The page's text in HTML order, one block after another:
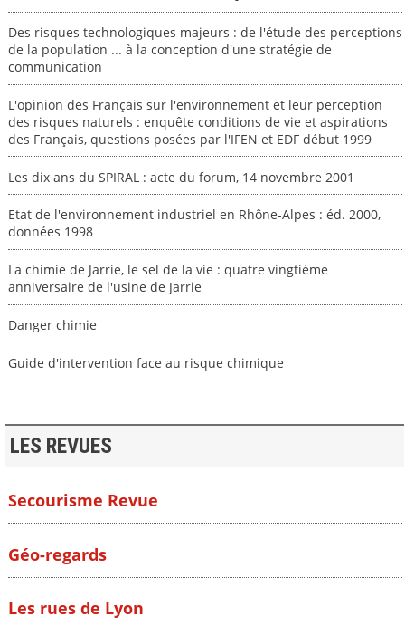
Des risques technologiques majeurs : de l'étude des perceptions
de la population ... à la conception d'une stratégie de
communication
L'opinion des Français sur l'environnement et leur perception
des risques naturels : enquête conditions de vie et aspirations
des Français, questions posées par l'IFEN et EDF début 1999
Les dix ans du SPIRAL : acte du forum, 14 novembre 2001
Etat de l'environnement industriel en Rhône-Alpes : éd. 2000,
données 1998
La chimie de Jarrie, le sel de la vie : quatre vingtième
anniversaire de l'usine de Jarrie
Danger chimie
Guide d'intervention face au risque chimique
LES REVUES
Secourisme Revue
Géo-regards
Les rues de Lyon